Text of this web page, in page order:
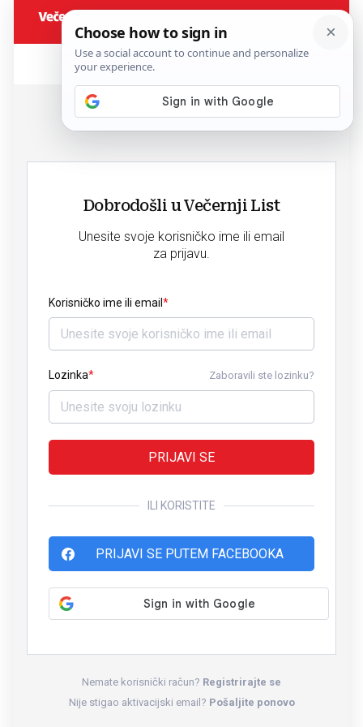
Dobrodošli u Večernji List
Unesite svoje korisničko ime ili email
za prijavu.
Korisničko ime ili email
Lozinka Zaboravili ste lozinku?
PRIJAVI SE
ILI KORISTITE
PRIJAVI SE PUTEM FACEBOOKA
Nemate korisnički račun? Registrirajte se
Nije stigao aktivacijski email? Pošaljite ponovo